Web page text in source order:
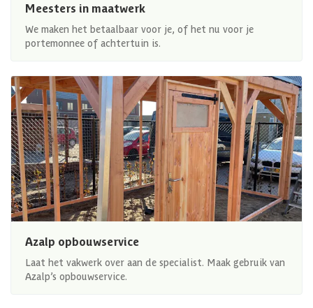
Meesters in maatwerk
We maken het betaalbaar voor je, of het nu voor je
portemonnee of achtertuin is.
Azalp opbouwservice
Laat het vakwerk over aan de specialist. Maak gebruik van
Azalp’s opbouwservice.